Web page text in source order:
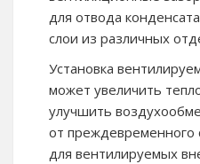
для отвода
слои из различных
Установка
может увеличить
улучшить
от преждевременного
для вентилируемых